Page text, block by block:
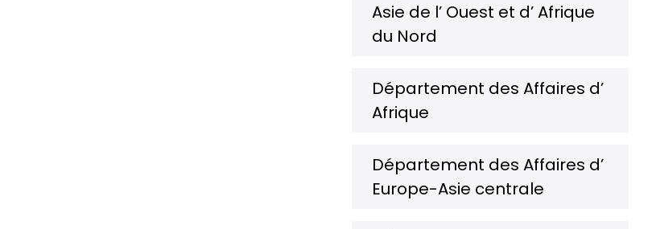
Asie de l’ Ouest et d’ Afrique
du Nord
Département des Affaires d’
Afrique
Département des Affaires d’
Europe-Asie centrale